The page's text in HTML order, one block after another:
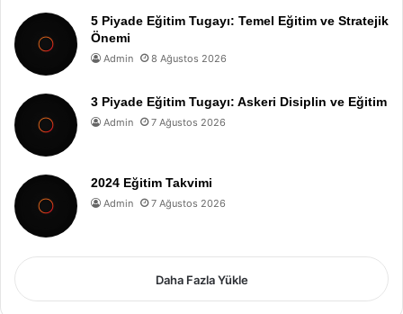
5 Piyade Eğitim Tugayı: Temel Eğitim ve Stratejik
Önemi
Admin 8 Ağustos 2026
3 Piyade Eğitim Tugayı: Askeri Disiplin ve Eğitim
Admin 7 Ağustos 2026
2024 Eğitim Takvimi
Admin 7 Ağustos 2026
Daha Fazla Yükle